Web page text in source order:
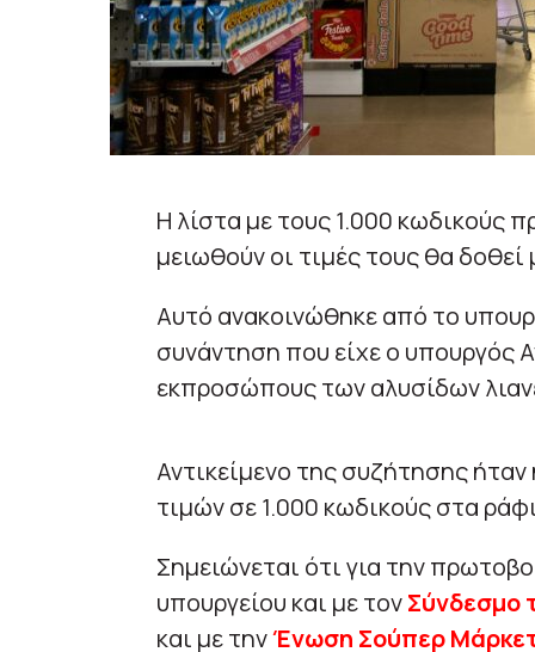
Η λίστα με τους 1.000 κωδικούς
μειωθούν οι τιμές τους θα
Αυτό ανακοινώθηκε από το
συνάντηση που είχε ο υπουργός
εκπροσώπους των αλυσίδων
Αντικείμενο της συζήτησης
τιμών σε 1.000 κωδικούς στα
Σημειώνεται ότι για την
υπουργείου και με τονΣύνδεσμο
και με τηνΈνωση Σούπερ